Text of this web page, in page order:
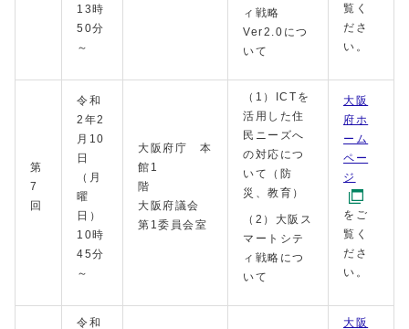
13時
50分
～
ィ戦略
Ver2.0につ
いて
覧く
ださ
い。
第
7
回
令和
2年2
月10
日
（月
曜
日）
10時
45分
～
大阪府庁 本
館1
階
大阪府議会
第1委員会室
（1）ICTを
活用した住
民ニーズへ
の対応につ
いて（防
災、教育）
（2）大阪ス
マートシテ
ィ戦略につ
いて
大阪
府ホ
ーム
ペー
ジ
をご
覧く
ださ
い。
令和
大阪